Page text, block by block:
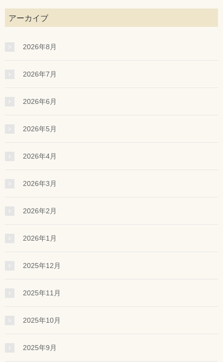
アーカイブ
2026年8月
2026年7月
2026年6月
2026年5月
2026年4月
2026年3月
2026年2月
2026年1月
2025年12月
2025年11月
2025年10月
2025年9月